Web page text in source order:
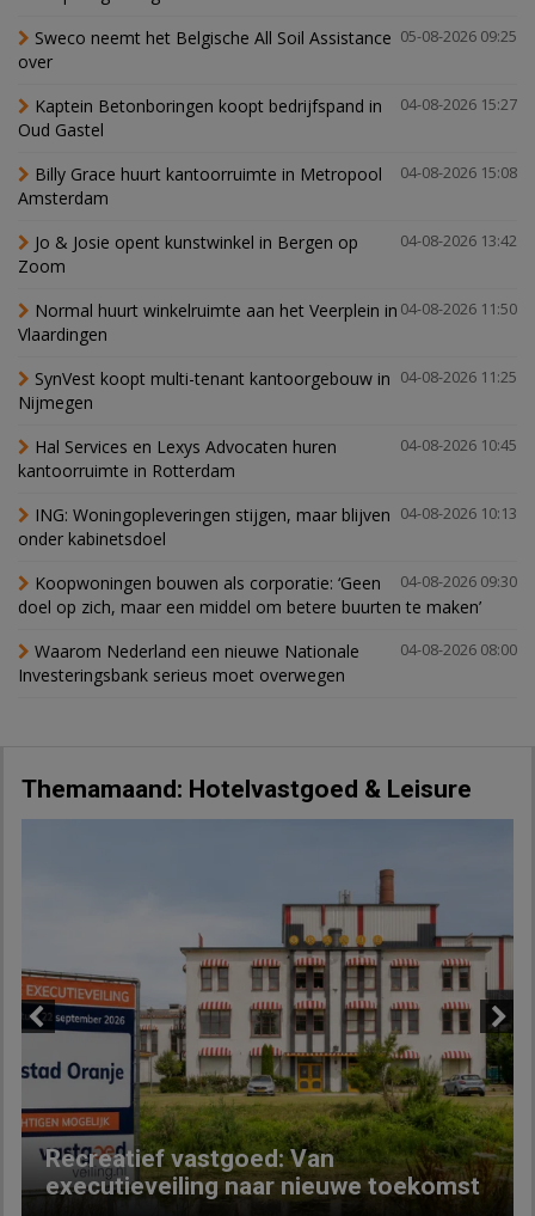
05-08-2026 09:25
Sweco neemt het Belgische All Soil Assistance
over
04-08-2026 15:27
Kaptein Betonboringen koopt bedrijfspand in
Oud Gastel
04-08-2026 15:08
Billy Grace huurt kantoorruimte in Metropool
Amsterdam
04-08-2026 13:42
Jo & Josie opent kunstwinkel in Bergen op
Zoom
04-08-2026 11:50
Normal huurt winkelruimte aan het Veerplein in
Vlaardingen
04-08-2026 11:25
SynVest koopt multi-tenant kantoorgebouw in
Nijmegen
04-08-2026 10:45
Hal Services en Lexys Advocaten huren
kantoorruimte in Rotterdam
04-08-2026 10:13
ING: Woningopleveringen stijgen, maar blijven
onder kabinetsdoel
04-08-2026 09:30
Koopwoningen bouwen als corporatie: ‘Geen
doel op zich, maar een middel om betere buurten te maken’
04-08-2026 08:00
Waarom Nederland een nieuwe Nationale
Investeringsbank serieus moet overwegen
Themamaand: Hotelvastgoed & Leisure
Recreatief vastgoed: Van
executieveiling naar nieuwe toekomst
Next